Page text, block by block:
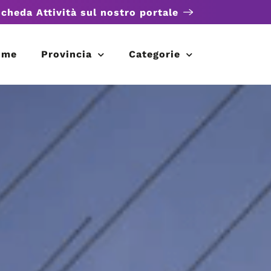
Attività sul nostro portale
Provincia Categorie